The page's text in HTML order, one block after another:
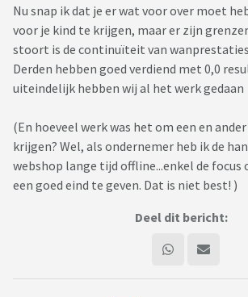
Nu snap ik dat je er wat voor over moet
voor je kind te krijgen, maar er zijn
stoort is de continuïteit van
Derden hebben goed verdiend met 0,0
uiteindelijk hebben wij al het werk gedaan
(En hoeveel werk was het om een en
krijgen? Wel, als ondernemer heb ik de
webshop lange tijd offline...enkel de focus
een goed eind te geven. Dat is niet best! )
Deel dit bericht: